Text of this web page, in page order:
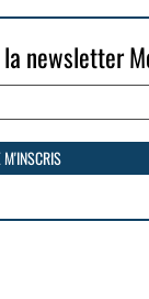
newsletter